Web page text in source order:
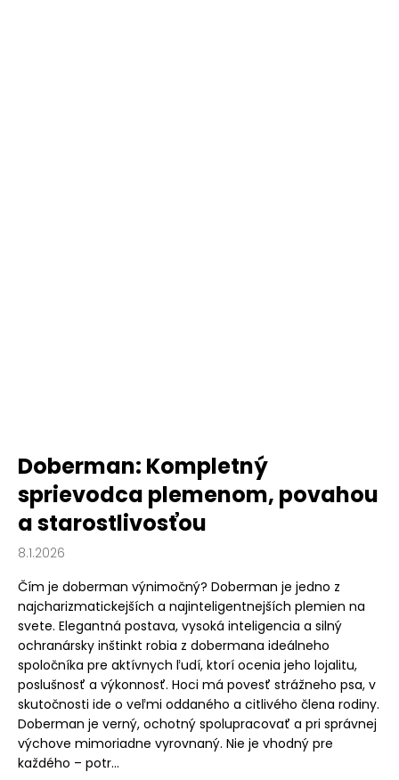
Doberman: Kompletný
sprievodca plemenom, povahou
a starostlivosťou
8.1.2026
Čím je doberman výnimočný? Doberman je jedno z
najcharizmatickejších a najinteligentnejších plemien na
svete. Elegantná postava, vysoká inteligencia a silný
ochranársky inštinkt robia z dobermana ideálneho
spoločníka pre aktívnych ľudí, ktorí ocenia jeho lojalitu,
poslušnosť a výkonnosť. Hoci má povesť strážneho psa, v
skutočnosti ide o veľmi oddaného a citlivého člena rodiny.
Doberman je verný, ochotný spolupracovať a pri správnej
výchove mimoriadne vyrovnaný. Nie je vhodný pre
každého – potr...